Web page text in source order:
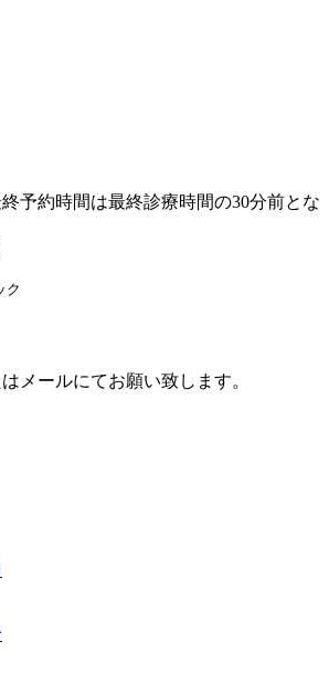
予約時間は最終診療時間の30分前とな
ク
メールにてお願い致します。